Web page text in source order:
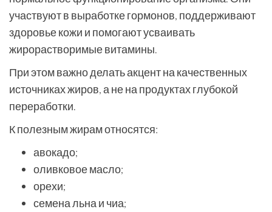
участвуют в выработке гормонов, поддерживают
здоровье кожи и помогают усваивать
жирорастворимые витамины.
При этом важно делать акцент на качественных
источниках жиров, а не на продуктах глубокой
переработки.
К полезным жирам относятся:
авокадо;
оливковое масло;
орехи;
семена льна и чиа;